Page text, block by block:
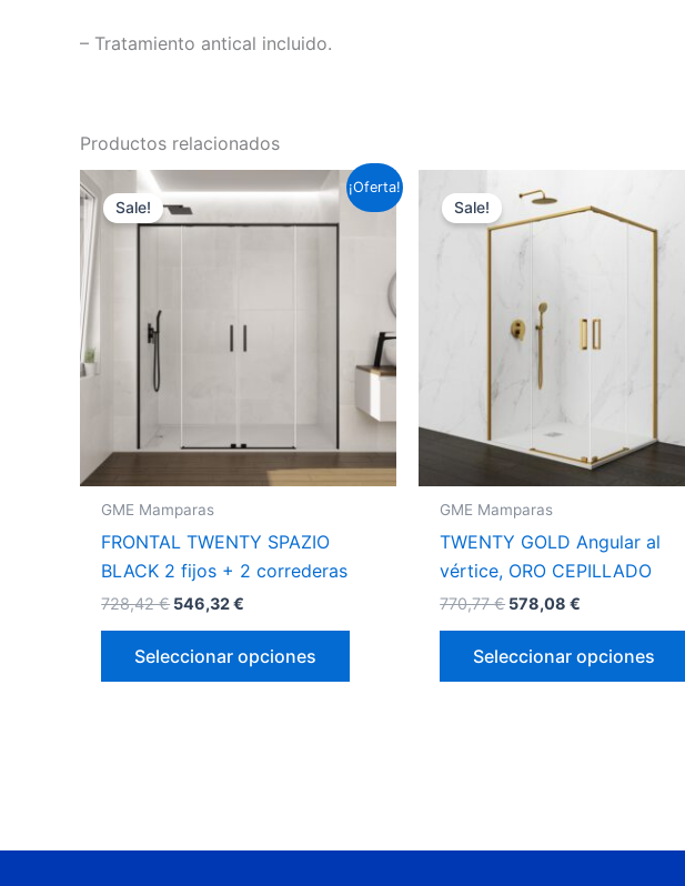
– Tratamiento antical incluido.
Productos relacionados
¡Oferta!
Sale!
GME Mamparas
FRONTAL TWENTY SPAZIO
BLACK 2 fijos + 2 correderas
728,42€ 546,32€
Seleccionar opciones
Este
producto
múltiples
variantes.
opciones
pueden
en
Sale!
GME Mamparas
TWENTY GOLD Angular al
vértice, ORO CEPILLADO
770,77€ 578,08€
Seleccionar opciones